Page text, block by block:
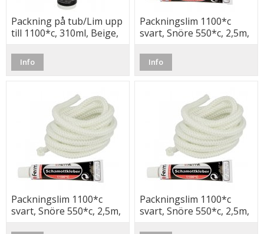
Packning på tub/Lim upp
till 1100*c, 310ml, Beige,
Info
Packningslim 1100*c
svart, Snöre 550*c, 2,5m,
Info
Packningslim 1100*c
svart, Snöre 550*c, 2,5m,
Packningslim 1100*c
svart, Snöre 550*c, 2,5m,